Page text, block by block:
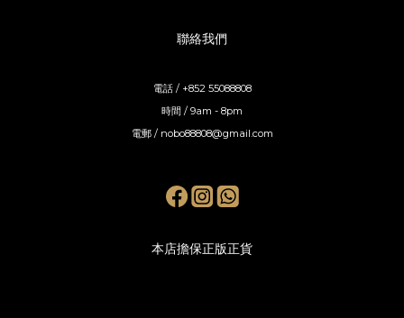
聯絡我們
電話 / +852 55088808
時間 / 9am - 8pm
電郵 / nobo88808@gmail.com
本店擔保正版正貨